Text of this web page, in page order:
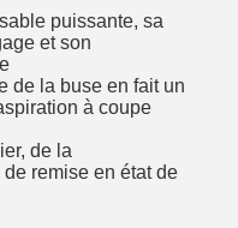
puissante, sa
et son
de la buse en fait un
à coupe
de la
remise en état de